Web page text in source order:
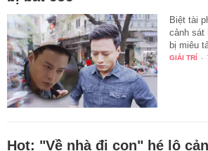
Biệt tài
cảnh sát
bị miêu
GIẢI TRÍ -
Hot: "Về nhà đi con" hé lộ